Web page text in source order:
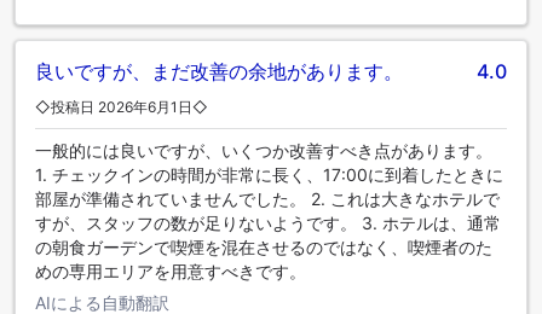
良いですが、まだ改善の余地があります。 4.0
◇投稿日 2026年6月1日◇
一般的には良いですが、いくつか改善すべき点があります。
1. チェックインの時間が非常に長く、17:00に到着したときに
部屋が準備されていませんでした。 2. これは大きなホテルで
すが、スタッフの数が足りないようです。 3. ホテルは、通常
の朝食ガーデンで喫煙を混在させるのではなく、喫煙者のた
めの専用エリアを用意すべきです。
AIによる自動翻訳